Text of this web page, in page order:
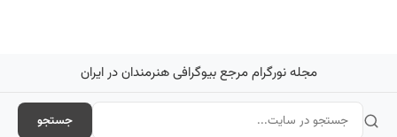
مجله نورگرام مرجع بیوگرافی هنرمندان در ایران
جستجو